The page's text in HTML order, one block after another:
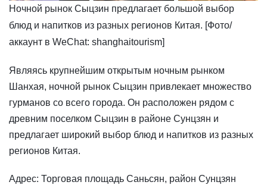
​Ночной рынок Сыцзин предлагает большой выбор
блюд и напитков из разных регионов Китая. [Фото/
аккаунт в WeChat: shanghaitourism]
Являясь крупнейшим открытым ночным рынком
Шанхая, ночной рынок Сыцзин привлекает множество
гурманов со всего города. Он расположен рядом с
древним поселком Сыцзин в районе Сунцзян и
предлагает широкий выбор блюд и напитков из разных
регионов Китая.
Адрес: Торговая площадь Саньсян, район Сунцзян